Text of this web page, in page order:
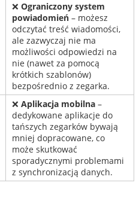
❌ Ograniczony system
powiadomień– możesz
odczytać treść wiadomości,
ale zazwyczaj nie ma
możliwości odpowiedzi na
nie (nawet za pomocą
krótkich szablonów)
bezpośrednio z zegarka.
❌ Aplikacja mobilna–
dedykowane aplikacje do
tańszych zegarków bywają
mniej dopracowane, co
może skutkować
sporadycznymi problemami
z synchronizacją danych.